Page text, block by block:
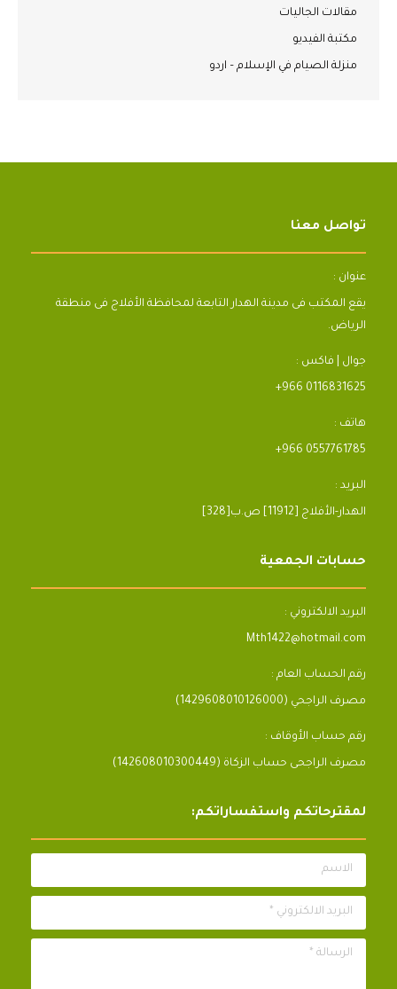
مقالات الجاليات
مكتبة الفيديو
منزلة الصيام في الإسلام – اردو
تواصل معنا
عنوان :
يقع المكتب فى مدينة الهدار التابعة لمحافظة الأفلاج فى منطقة
الرياض.
جوال | فاكس :
+966 0116831625
هاتف :
+966 0557761785
البريد :
[328]الهدار-الأفلاج [11912] ص.ب
حسابات الجمعية
البريد الالكتروني :
Mth1422@hotmail.com
رقم الحساب العام :
مصرف الراجحي (1429608010126000)
رقم حساب الأوقاف :
مصرف الراجحى حساب الزكاة (142608010300449)
لمقترحاتكم واستفساراتكم:
الاسم
البريد الالكتروني *
الرسالة *